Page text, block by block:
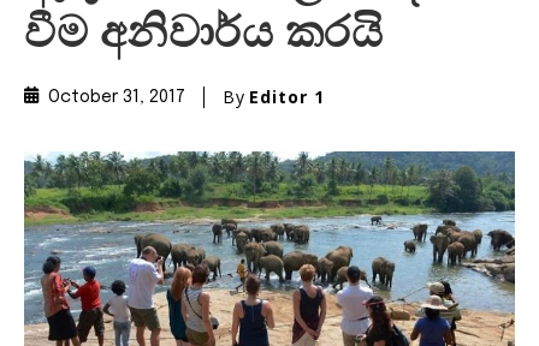
වීම අනිවාර්ය කරයි
October 31, 2017 By Editor 1